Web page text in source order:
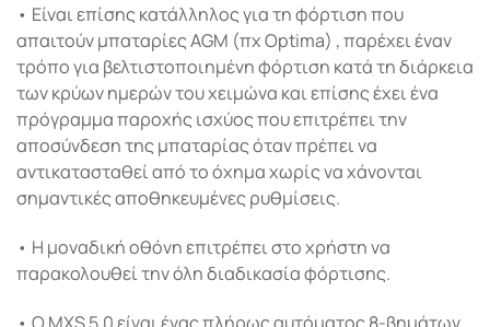
• Είναι επίσης κατάλληλος για τη φόρτιση που
απαιτούν μπαταρίες AGM (πχ Optima) , παρέχει έναν
τρόπο για βελτιστοποιημένη φόρτιση κατά τη διάρκεια
των κρύων ημερών του χειμώνα και επίσης έχει ένα
πρόγραμμα παροχής ισχύος που επιτρέπει την
αποσύνδεση της μπαταρίας όταν πρέπει να
αντικατασταθεί από το όχημα χωρίς να χάνονται
σημαντικές αποθηκευμένες ρυθμίσεις.
• Η μοναδική οθόνη επιτρέπει στο χρήστη να
παρακολουθεί την όλη διαδικασία φόρτισης.